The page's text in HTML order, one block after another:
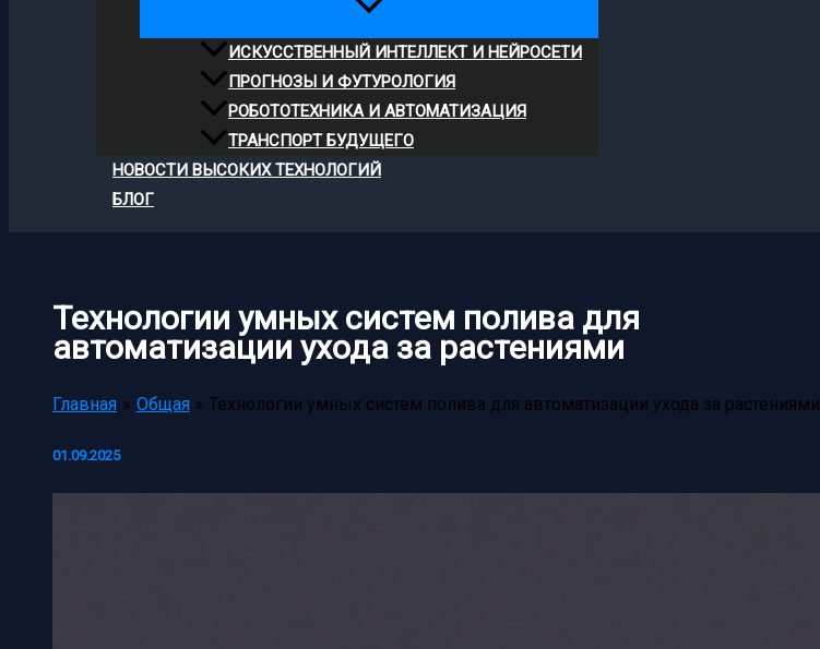
ИСКУССТВЕННЫЙ ИНТЕЛЛЕКТ И НЕЙРОСЕТИ
ПРОГНОЗЫ И ФУТУРОЛОГИЯ
РОБОТОТЕХНИКА И АВТОМАТИЗАЦИЯ
ТРАНСПОРТ БУДУЩЕГО
НОВОСТИ ВЫСОКИХ ТЕХНОЛОГИЙ
БЛОГ
Технологии умных систем полива для
автоматизации ухода за растениями
Главная Общая Технологии умных систем полива для автоматизации ухода за растениями
01.09.2025